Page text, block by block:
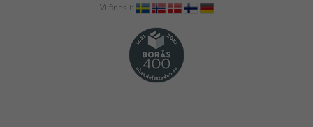
Vi finns i: